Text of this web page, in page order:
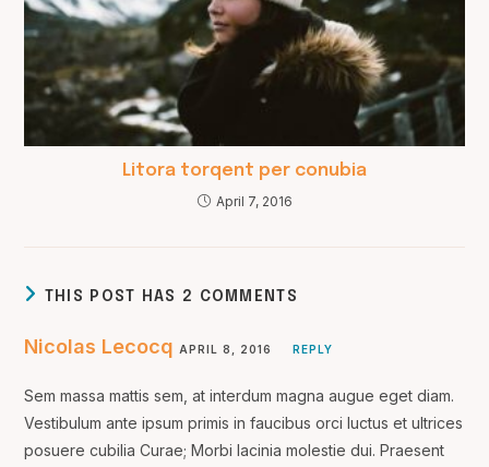
Litora torqent per conubia
April 7, 2016
THIS POST HAS 2 COMMENTS
Nicolas Lecocq APRIL 8, 2016 REPLY
Sem massa mattis sem, at interdum magna augue eget diam.
Vestibulum ante ipsum primis in faucibus orci luctus et ultrices
posuere cubilia Curae; Morbi lacinia molestie dui. Praesent